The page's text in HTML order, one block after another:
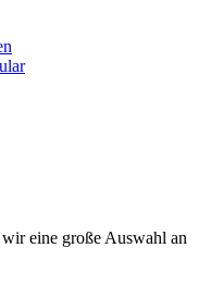
eine große Auswahl an